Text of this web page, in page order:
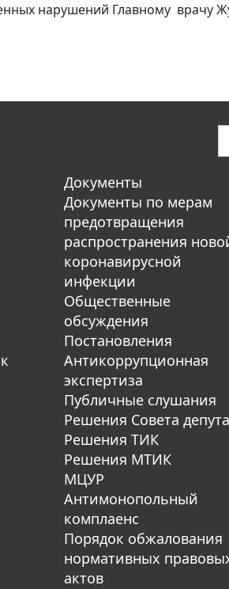
нарушений Главному врачу
Документы
Документы по мерам
предотвращения
распространения
коронавирусной
инфекции
Общественные
обсуждения
Постановления
Антикоррупционная
экспертиза
Публичные слушания
Решения Совета
Решения ТИК
Решения МТИК
МЦУР
Антимонопольный
комплаенс
Порядок обжалования
нормативных
актов